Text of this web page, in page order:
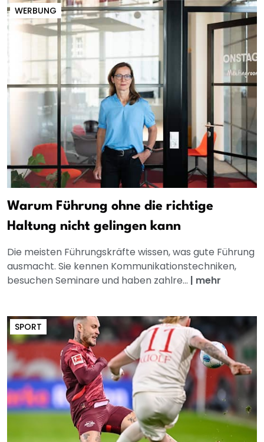
WERBUNG
Warum Führung ohne die richtige
Haltung nicht gelingen kann
Die meisten Führungskräfte wissen, was gute Führung
ausmacht. Sie kennen Kommunikationstechniken,
besuchen Seminare und haben zahlre... | mehr
SPORT